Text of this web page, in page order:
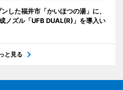
した福井市「かいほつの湯」に、
ノズル「UFB DUAL(R)」を導入い
と見る